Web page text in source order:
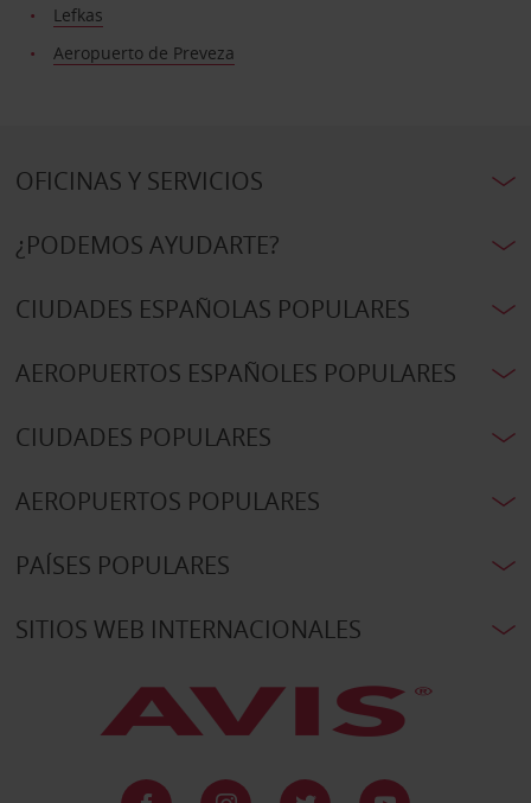
Lefkas
Aeropuerto de Preveza
OFICINAS Y SERVICIOS
¿PODEMOS AYUDARTE?
CIUDADES ESPAÑOLAS POPULARES
AEROPUERTOS ESPAÑOLES POPULARES
CIUDADES POPULARES
AEROPUERTOS POPULARES
PAÍSES POPULARES
SITIOS WEB INTERNACIONALES